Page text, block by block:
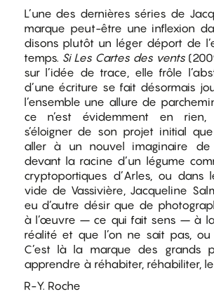
L’une des dernières séries de
marque peut-être une inflexion
disons plutôt un léger déport de
temps. Si Les Cartes des vents
sur l’idée de trace, elle frôle
d’une écriture se fait désormais
l’ensemble une allure de
ce n’est évidemment en rien,
s’éloigner de son projet initial
aller à un nouvel imaginaire
devant la racine d’un légume
cryptoportiques d’Arles, ou
vide de Vassivière, Jacqueline
eu d’autre désir que de
à l’œuvre – ce qui fait sens – à
réalité et que l’on ne sait pas, ou
C’est là la marque des grands
apprendre à réhabiter, réhabiliter,
R-Y. Roche